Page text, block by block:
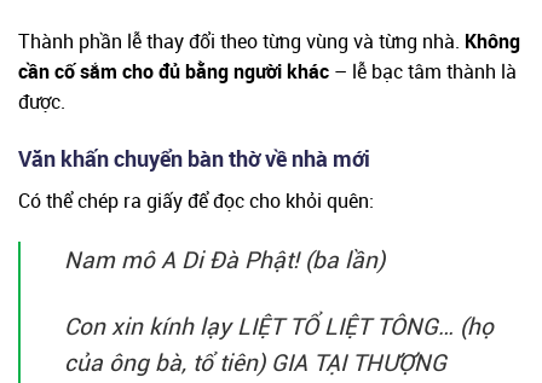
Thành phần lễ thay đổi theo từng vùng và từng nhà. Không
cần cố sắm cho đủ bằng người khác – lễ bạc tâm thành là
được.
Văn khấn chuyển bàn thờ về nhà mới
Có thể chép ra giấy để đọc cho khỏi quên:
Nam mô A Di Đà Phật! (ba lần)
Con xin kính lạy LIỆT TỔ LIỆT TÔNG… (họ
của ông bà, tổ tiên) GIA TẠI THƯỢNG